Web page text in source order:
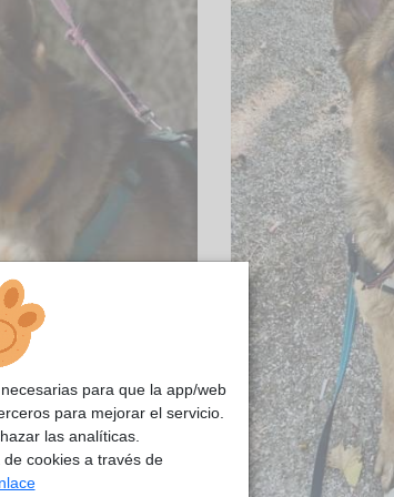
para que la app/web
para mejorar el servicio.
las analíticas.
cookies a través de